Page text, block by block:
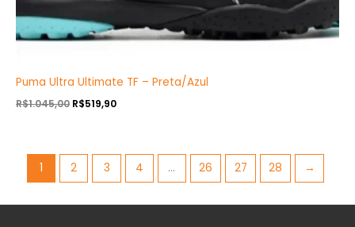
Puma Ultra Ultimate TF – Preta/Azul
R$1.045,00 R$519,90
1 2 3 4 … 26 27 28 →